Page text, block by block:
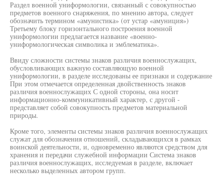
Раздел военной униформологии, связанный с совокупностью
предметов военного снаряжения, по мнению автора, следует
обозначить термином «амунистика» (от устар «амуниция»)
Третьему блоку горизонтального построения военной
униформологии предлагается название «военно-
униформологическая символика и эмблематика».
Ввиду сложности системы знаков различия военнослужащих,
обусловливающих важную составляющую военной
униформологии, в разделе исследованы ее признаки и содержание
При этом отмечается определенная двойственность знаков
различия военнослужащих С одной стороны, она носит
информационно-коммуникативный характер, с другой -
представляет собой совокупность предметов материальной
природы.
Кроме того, элементы системы знаков различия военнослужащих
служат для обозначения отношений, складывающихся в рамках
воинской деятельности, и, одновременно являются средством для
хранения и передачи служебной информации Система знаков
различия военнослужащих, исследуемая в разделе, включает
несколько выделенных автором групп.